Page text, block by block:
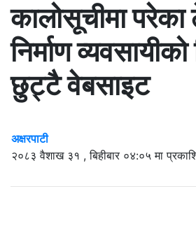
कालोसूचीमा परेका
निर्माण
छुट्टै वेबसाइट
अक्षरपाटी
२०८३ वैशाख ३१ , बिहीबार ०४:०५ मा